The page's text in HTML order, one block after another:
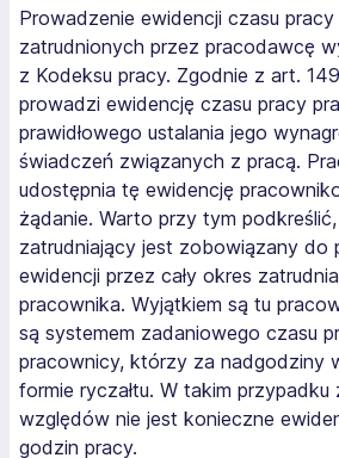
Prowadzenie ewidencji czasu
zatrudnionych przez pracodawcę
z Kodeksu pracy. Zgodnie z art.
prowadzi ewidencję czasu pracy
prawidłowego ustalania jego
świadczeń związanych z pracą.
udostępnia tę ewidencję
żądanie. Warto przy tym
zatrudniający jest zobowiązany do
ewidencji przez cały okres
pracownika. Wyjątkiem są tu
są systemem zadaniowego czasu
pracownicy, którzy za nadgodziny
formie ryczałtu. W takim
względów nie jest konieczne
godzin pracy.